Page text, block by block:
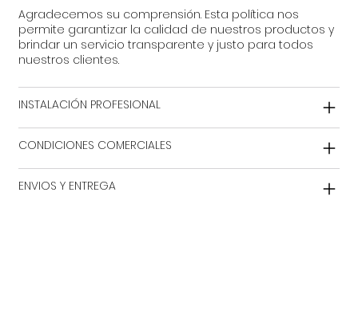
Agradecemos su comprensión. Esta política nos
permite garantizar la calidad de nuestros productos y
brindar un servicio transparente y justo para todos
nuestros clientes.
INSTALACIÓN PROFESIONAL
CONDICIONES COMERCIALES
ENVIOS Y ENTREGA